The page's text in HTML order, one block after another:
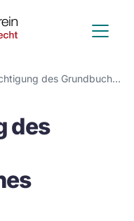
Deutscher
Anwalt
Verein
Zur Berichtigung des Grundbuchs bei Ausscheiden eines Miterben
des